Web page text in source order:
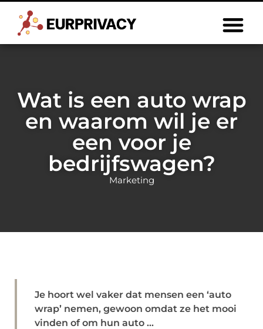
Wat is een auto wrap
en waarom wil je er
een voor je
bedrijfswagen?
Marketing
Je hoort wel vaker dat mensen een ‘auto
wrap’ nemen, gewoon omdat ze het mooi
vinden of om hun auto ...